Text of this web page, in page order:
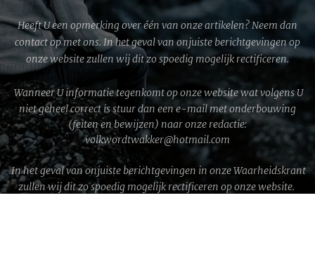
Heeft U een opmerking over één van onze artikelen? Neem dan
contact op met ons. In het geval van onjuiste berichtgevingen op
onze website zullen wij dit zo spoedig mogelijk rectificeren.
Wanneer U informatie tegenkomt op onze website wat volgens U
niet geheel correct is stuur dan een e-mail met onderbouwing
(feiten en bewijzen) naar onze redactie:
volkwordtwakker@hotmail.com
In het geval van onjuiste berichtgevingen in onze Waarheidskrant
zullen wij dit zo spoedig mogelijk rectificeren op onze website.